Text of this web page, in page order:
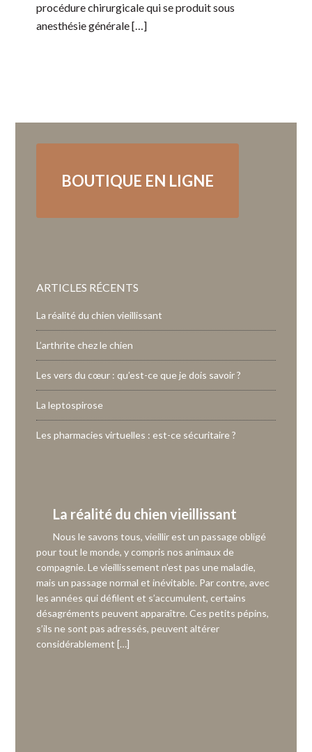
procédure chirurgicale qui se produit sous
anesthésie générale […]
BOUTIQUE EN LIGNE
ARTICLES RÉCENTS
La réalité du chien vieillissant
L’arthrite chez le chien
Les vers du cœur : qu’est-ce que je dois savoir ?
La leptospirose
Les pharmacies virtuelles : est-ce sécuritaire ?
La réalité du chien vieillissant
Nous le savons tous, vieillir est un passage obligé
pour tout le monde, y compris nos animaux de
compagnie. Le vieillissement n’est pas une maladie,
mais un passage normal et inévitable. Par contre, avec
les années qui défilent et s’accumulent, certains
désagréments peuvent apparaître. Ces petits pépins,
s’ils ne sont pas adressés, peuvent altérer
considérablement […]